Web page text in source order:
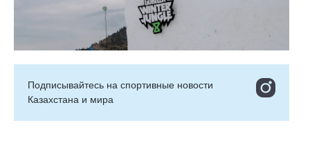
Подписывайтесь на cпортивные новости
Казахстана и мира